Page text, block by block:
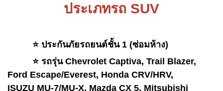
ประเภทรถ SUV
⭐️ ประกันภัยรถยนต์ชั้น 1 (ซ่อมห้าง)
⭐️ รถรุ่น Chevrolet Captiva, Trail Blazer,
Ford Escape/Everest, Honda CRV/HRV,
ISUZU MU-7/MU-X, Mazda CX 5, Mitsubishi